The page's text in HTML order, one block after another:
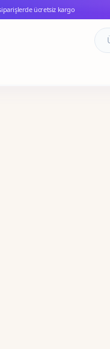
ücretsiz kargo